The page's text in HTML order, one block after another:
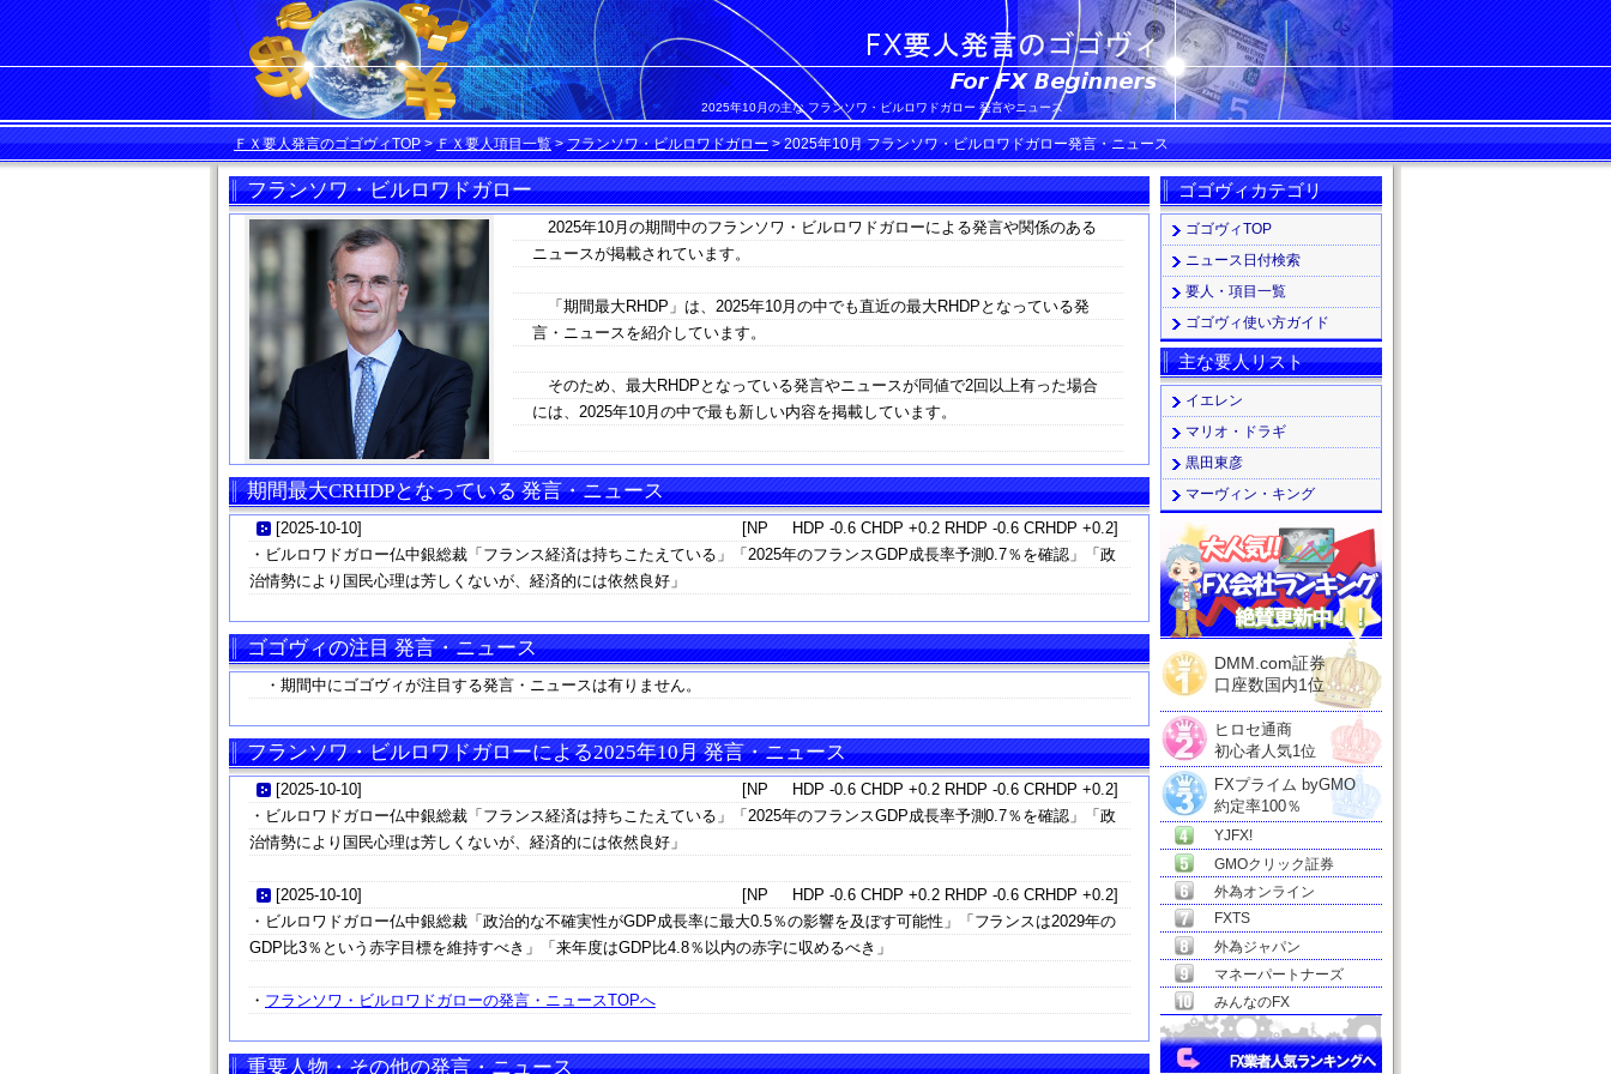
2025年10月の主な フランソワ・ビルロワドガロー 発言やニュース
ＦＸ要人発言のゴゴヴィTOP>ＦＸ要人項目一覧>フランソワ・ビルロワドガロー>2025年10月 フランソワ・ビルロワドガロー発言・ニュース
フランソワ・ビルロワドガロー
2025年10月の期間中のフランソワ・ビルロワドガローによる発言や関係のある
ニュースが掲載されています。
「期間最大RHDP」は、2025年10月の中でも直近の最大RHDPとなっている発
言・ニュースを紹介しています。
そのため、最大RHDPとなっている発言やニュースが同値で2回以上有った場合
には、2025年10月の中で最も新しい内容を掲載しています。
期間最大CRHDPとなっている 発言・ニュース
[2025-10-10]
[NP HDP -0.6 CHDP +0.2 RHDP -0.6 CRHDP +0.2]
・ビルロワドガロー仏中銀総裁「フランス経済は持ちこたえている」「2025年のフランスGDP成長率予測0.7％を確認」「政
治情勢により国民心理は芳しくないが、経済的には依然良好」
ゴゴヴィの注目 発言・ニュース
・期間中にゴゴヴィが注目する発言・ニュースは有りません。
フランソワ・ビルロワドガローによる2025年10月 発言・ニュース
[2025-10-10]
[NP HDP -0.6 CHDP +0.2 RHDP -0.6 CRHDP +0.2]
・ビルロワドガロー仏中銀総裁「フランス経済は持ちこたえている」「2025年のフランスGDP成長率予測0.7％を確認」「政
治情勢により国民心理は芳しくないが、経済的には依然良好」
[2025-10-10]
[NP HDP -0.6 CHDP +0.2 RHDP -0.6 CRHDP +0.2]
・ビルロワドガロー仏中銀総裁「政治的な不確実性がGDP成長率に最大0.5％の影響を及ぼす可能性」「フランスは2029年の
GDP比3％という赤字目標を維持すべき」「来年度はGDP比4.8％以内の赤字に収めるべき」
・ フランソワ・ビルロワドガローの発言・ニュースTOPへ
重要人物・その他の発言・ニュース
ゴゴヴィカテゴリ
ゴゴヴィTOP
ニュース日付検索
要人・項目一覧
ゴゴヴィ使い方ガイド
主な要人リスト
イエレン
マリオ・ドラギ
黒田東彦
マーヴィン・キング
DMM.com証券
口座数国内1位
ヒロセ通商
初心者人気1位
FXプライム byGMO
約定率100％
YJFX!
GMOクリック証券
外為オンライン
FXTS
外為ジャパン
マネーパートナーズ
みんなのFX